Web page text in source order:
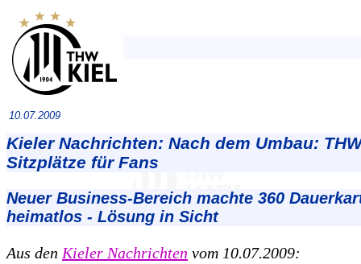
10.07.2009
Kieler Nachrichten: Nach dem Umbau:
Sitzplätze für Fans
Neuer Business-Bereich machte 360
heimatlos - Lösung in Sicht
Aus den Kieler Nachrichten vom 10.07.2009: